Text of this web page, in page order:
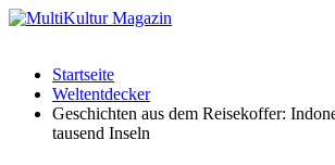
Startseite
Weltentdecker
Geschichten aus dem Reisekoffer:
tausend Inseln